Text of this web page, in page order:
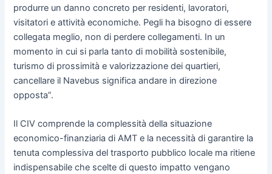
produrre un danno concreto per residenti, lavoratori,
visitatori e attività economiche. Pegli ha bisogno di essere
collegata meglio, non di perdere collegamenti. In un
momento in cui si parla tanto di mobilità sostenibile,
turismo di prossimità e valorizzazione dei quartieri,
cancellare il Navebus significa andare in direzione
opposta”.
Il CIV comprende la complessità della situazione
economico-finanziaria di AMT e la necessità di garantire la
tenuta complessiva del trasporto pubblico locale ma ritiene
indispensabile che scelte di questo impatto vengano